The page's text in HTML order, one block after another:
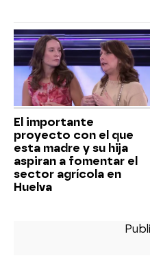
El importante
proyecto con el que
esta madre y su hija
aspiran a fomentar el
sector agrícola en
Huelva